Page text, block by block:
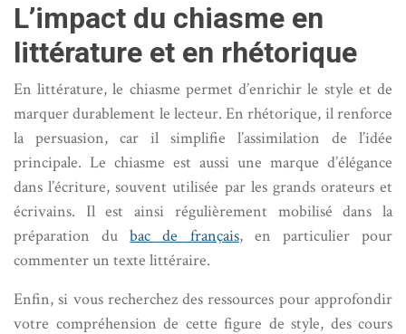
L’impact du chiasme en
littérature et en rhétorique
En littérature, le chiasme permet d’enrichir le style et de
marquer durablement le lecteur. En rhétorique, il renforce
la persuasion, car il simplifie l’assimilation de l’idée
principale. Le chiasme est aussi une marque d’élégance
dans l’écriture, souvent utilisée par les grands orateurs et
écrivains. Il est ainsi régulièrement mobilisé dans la
préparation dubac de français, en particulier pour
commenter un texte littéraire.
Enfin, si vous recherchez des ressources pour approfondir
votre compréhension de cette figure de style, des cours